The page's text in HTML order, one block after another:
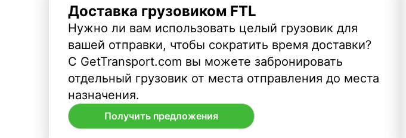
Доставка грузовиком FTL
Нужно ли вам использовать целый грузовик для
вашей отправки, чтобы сократить время доставки?
С GetTransport.com вы можете забронировать
отдельный грузовик от места отправления до места
назначения.
Получить предложения